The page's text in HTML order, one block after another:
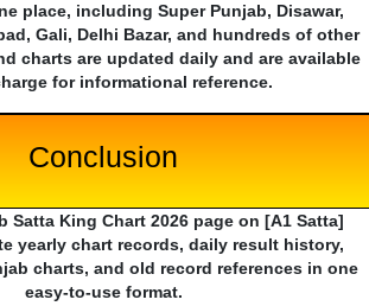
place, including Super Punjab, Disawar,
Gali, Delhi Bazar, and hundreds of other
charts are updated daily and are available
for informational reference.
Conclusion
Satta King Chart 2026 page on [A1 Satta]
yearly chart records, daily result history,
charts, and old record references in one
easy-to-use format.